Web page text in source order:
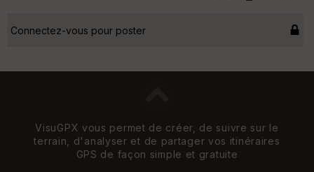
Connectez-vous pour poster
VisuGPX vous permet de créer, de suivre sur le
terrain, d'analyser et de partager vos itinéraires
GPS de façon simple et gratuite